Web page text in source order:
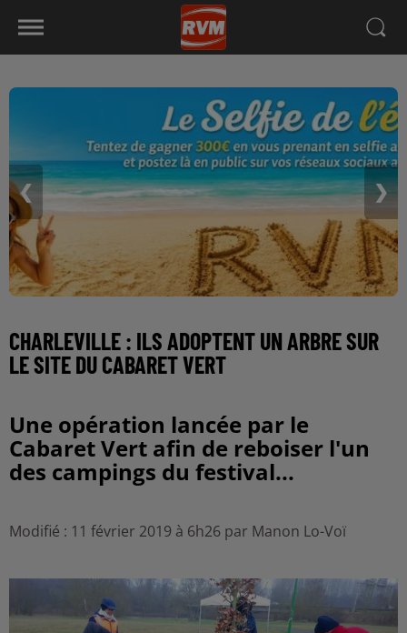
❮ ❯
CHARLEVILLE : ILS ADOPTENT UN ARBRE SUR
LE SITE DU CABARET VERT
Une opération lancée par le
Cabaret Vert afin de reboiser l'un
des campings du festival...
Modifié : 11 février 2019 à 6h26 par Manon Lo-Voï